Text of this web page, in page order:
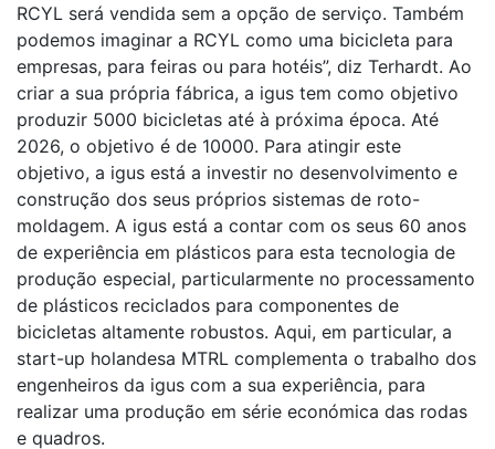
RCYL será vendida sem a opção de serviço. Também
podemos imaginar a RCYL como uma bicicleta para
empresas, para feiras ou para hotéis”, diz Terhardt. Ao
criar a sua própria fábrica, a igus tem como objetivo
produzir 5000 bicicletas até à próxima época. Até
2026, o objetivo é de 10000. Para atingir este
objetivo, a igus está a investir no desenvolvimento e
construção dos seus próprios sistemas de roto-
moldagem. A igus está a contar com os seus 60 anos
de experiência em plásticos para esta tecnologia de
produção especial, particularmente no processamento
de plásticos reciclados para componentes de
bicicletas altamente robustos. Aqui, em particular, a
start-up holandesa MTRL complementa o trabalho dos
engenheiros da igus com a sua experiência, para
realizar uma produção em série económica das rodas
e quadros.